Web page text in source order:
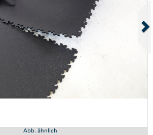
Abb. ähnlich